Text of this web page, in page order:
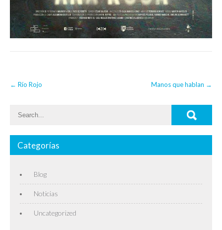
Post
navigation
← Río Rojo Manos que hablan →
Categorías
Blog
Noticias
Uncategorized